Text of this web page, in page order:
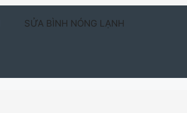
SỬA BÌNH NÓNG LẠNH